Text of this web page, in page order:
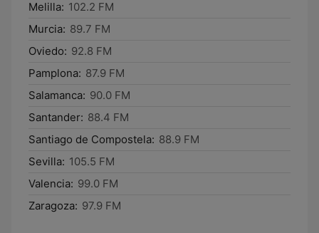
Melilla: 102.2 FM
Murcia: 89.7 FM
Oviedo: 92.8 FM
Pamplona: 87.9 FM
Salamanca: 90.0 FM
Santander: 88.4 FM
Santiago de Compostela: 88.9 FM
Sevilla: 105.5 FM
Valencia: 99.0 FM
Zaragoza: 97.9 FM